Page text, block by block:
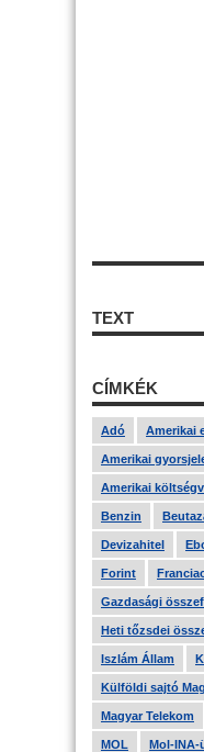
TEXT
CÍMKÉK
Adó Amerikai
Amerikai
Amerikai
Benzin
Devizahitel
Forint
Gazdasági
Heti tőzsdei
Iszlám Állam
Külföldi sajtó
Magyar Telekom
MOL Mol-INA-